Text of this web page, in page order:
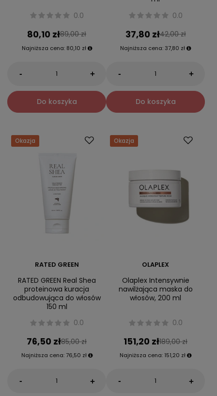
0.0
80,10 zł89,00 zł
Najniższa cena: 80,10 zł
- +
Do koszyka
0.0
37,80 zł42,00 zł
Najniższa cena: 37,80 zł
- +
Do koszyka
Okazja
RATED GREEN
RATED GREEN Real Shea
proteinowa kuracja
odbudowująca do włosów
150 ml
0.0
76,50 zł85,00 zł
Najniższa cena: 76,50 zł
- +
Okazja
OLAPLEX
Olaplex Intensywnie
nawilżająca maska do
włosów, 200 ml
0.0
151,20 zł189,00 zł
Najniższa cena: 151,20 zł
- +